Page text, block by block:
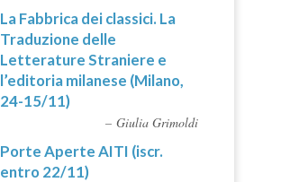
La Fabbrica dei classici. La
Traduzione delle
Letterature Straniere e
l’editoria milanese (Milano,
24-15/11)
Giulia Grimoldi
Porte Aperte AITI (iscr.
entro 22/11)